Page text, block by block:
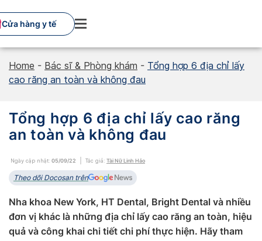
to
content
Cửa hàng y tế
Home - Bác sĩ & Phòng khám - Tổng hợp 6 địa chỉ lấy
cao răng an toàn và không đau
Tổng hợp 6 địa chỉ lấy cao răng
an toàn và không đau
Ngày cập nhật: 05/09/22 Tác giả: Tài Nữ Linh Hảo
Theo dõi Docosan trên
Nha khoa New York, HT Dental, Bright Dental và nhiều
đơn vị khác là những địa chỉ lấy cao răng an toàn, hiệu
quả và công khai chi tiết chi phí thực hiện. Hãy tham